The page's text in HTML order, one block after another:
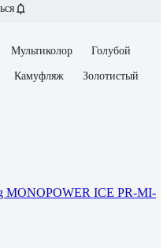
Мультиколор Голубой
Камуфляж Золотистый
MONOPOWER ICE PR-MI-